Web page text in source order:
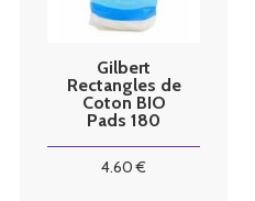
Gilbert
Rectangles de
Coton BIO
Pads 180
4.60 €